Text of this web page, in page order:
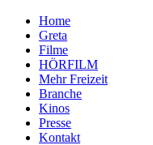
Home
Greta
Filme
HÖRFILM
Mehr Freizeit
Branche
Kinos
Presse
Kontakt